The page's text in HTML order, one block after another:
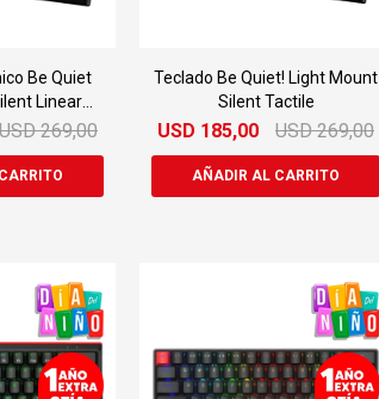
Be Quiet
Linear
USD 269,00
Teclado Be Quiet! Light Mount
Silent Tactile
USD 185,00 USD 269,00